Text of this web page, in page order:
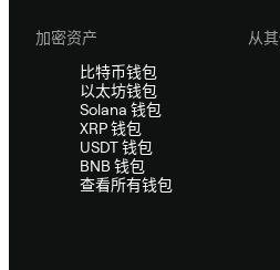
加密资产
比特币钱包
以太坊钱包
Solana 钱包
XRP 钱包
USDT 钱包
BNB 钱包
查看所有钱包
从